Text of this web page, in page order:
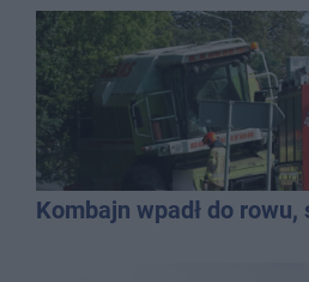
Kombajn wpadł do